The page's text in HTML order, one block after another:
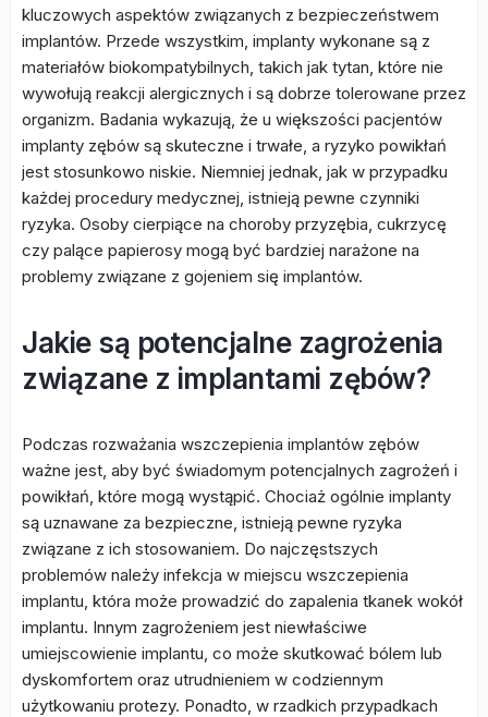
kluczowych aspektów związanych z bezpieczeństwem
implantów. Przede wszystkim, implanty wykonane są z
materiałów biokompatybilnych, takich jak tytan, które nie
wywołują reakcji alergicznych i są dobrze tolerowane przez
organizm. Badania wykazują, że u większości pacjentów
implanty zębów są skuteczne i trwałe, a ryzyko powikłań
jest stosunkowo niskie. Niemniej jednak, jak w przypadku
każdej procedury medycznej, istnieją pewne czynniki
ryzyka. Osoby cierpiące na choroby przyzębia, cukrzycę
czy palące papierosy mogą być bardziej narażone na
problemy związane z gojeniem się implantów.
Jakie są potencjalne zagrożenia
związane z implantami zębów?
Podczas rozważania wszczepienia implantów zębów
ważne jest, aby być świadomym potencjalnych zagrożeń i
powikłań, które mogą wystąpić. Chociaż ogólnie implanty
są uznawane za bezpieczne, istnieją pewne ryzyka
związane z ich stosowaniem. Do najczęstszych
problemów należy infekcja w miejscu wszczepienia
implantu, która może prowadzić do zapalenia tkanek wokół
implantu. Innym zagrożeniem jest niewłaściwe
umiejscowienie implantu, co może skutkować bólem lub
dyskomfortem oraz utrudnieniem w codziennym
użytkowaniu protezy. Ponadto, w rzadkich przypadkach